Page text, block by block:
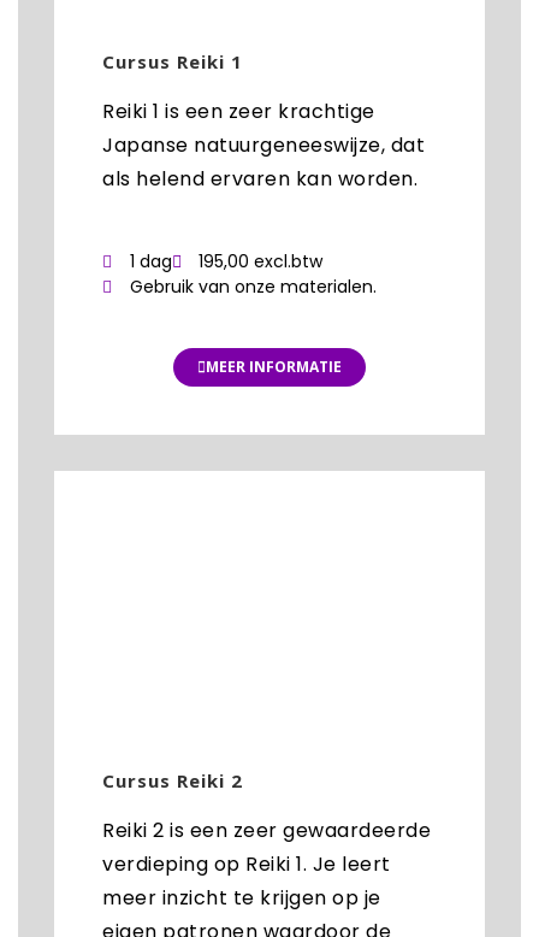
Cursus Reiki 1
Reiki 1 is een zeer krachtige
Japanse natuurgeneeswijze, dat
als helend ervaren kan worden.
1 dag
195,00 excl.btw
Gebruik van onze materialen.
MEER INFORMATIE
Cursus Reiki 2
Reiki 2 is een zeer gewaardeerde
verdieping op Reiki 1. Je leert
meer inzicht te krijgen op je